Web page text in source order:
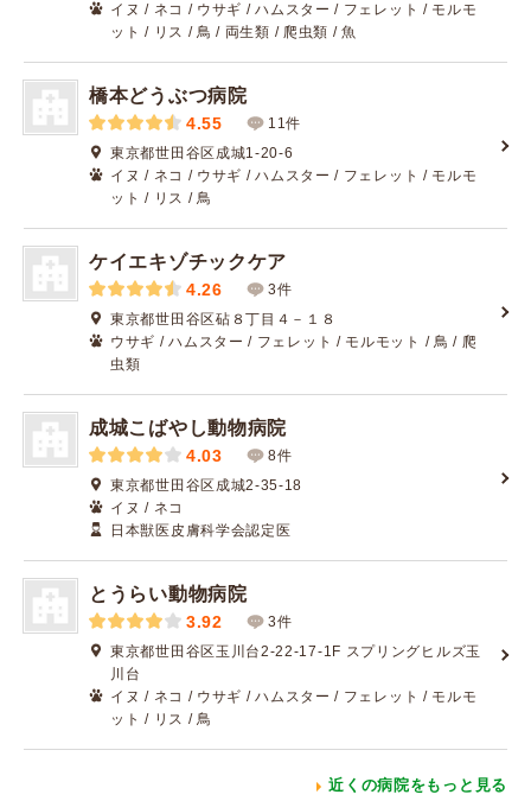
イヌ / ネコ / ウサギ / ハムスター / フェレット / モルモ
ット / リス / 鳥 / 両生類 / 爬虫類 / 魚
橋本どうぶつ病院
4.55
11件
東京都世田谷区成城1-20-6
イヌ / ネコ / ウサギ / ハムスター / フェレット / モルモ
ット / リス / 鳥
ケイエキゾチックケア
4.26
3件
東京都世田谷区砧８丁目４－１８
ウサギ / ハムスター / フェレット / モルモット / 鳥 / 爬
虫類
成城こばやし動物病院
4.03
8件
東京都世田谷区成城2-35-18
イヌ / ネコ
日本獣医皮膚科学会認定医
とうらい動物病院
3.92
3件
東京都世田谷区玉川台2-22-17-1F スプリングヒルズ玉
川台
イヌ / ネコ / ウサギ / ハムスター / フェレット / モルモ
ット / リス / 鳥
近くの病院をもっと見る